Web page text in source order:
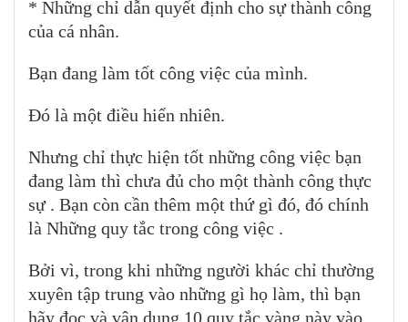
* Những chỉ dẫn quyết định cho sự thành công
của cá nhân.
Bạn đang làm tốt công việc của mình.
Đó là một điều hiển nhiên.
Nhưng chỉ thực hiện tốt những công việc bạn
đang làm thì chưa đủ cho một thành công thực
sự . Bạn còn cần thêm một thứ gì đó, đó chính
là Những quy tắc trong công việc .
Bởi vì, trong khi những người khác chỉ thường
xuyên tập trung vào những gì họ làm, thì bạn
hãy đọc và vận dụng 10 quy tắc vàng này vào